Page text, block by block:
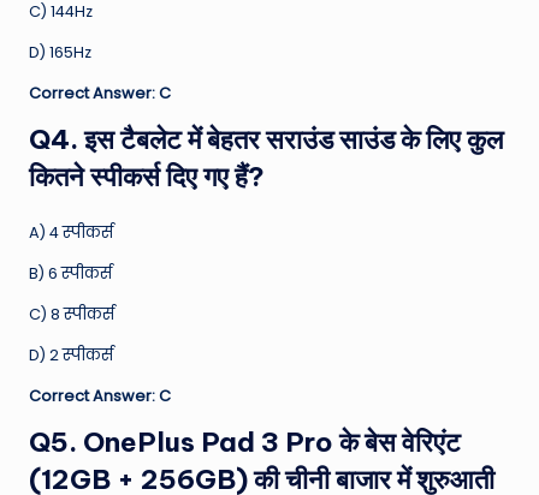
C) 144Hz
D) 165Hz
Correct Answer: C
Q4. इस टैबलेट में बेहतर सराउंड साउंड के लिए कुल
कितने स्पीकर्स दिए गए हैं?
A) 4 स्पीकर्स
B) 6 स्पीकर्स
C) 8 स्पीकर्स
D) 2 स्पीकर्स
Correct Answer: C
Q5. OnePlus Pad 3 Pro के बेस वेरिएंट
(12GB + 256GB) की चीनी बाजार में शुरुआती